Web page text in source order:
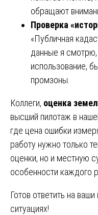
обращают
Проверка
«Публичная
данные я
использование,
промзоны.
Коллеги, оценка
высший пилотаж в
где цена ошибки
работу нужно только
оценки, но и местную
особенности каждого
Готов ответить на
ситуациях!